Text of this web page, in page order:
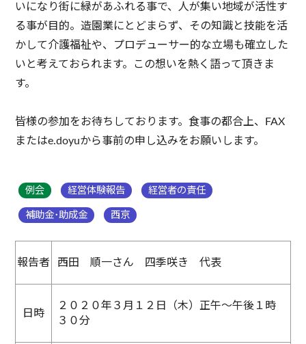
いになり街に緑があふれる事で、人が集い地域が活性す
る事が目的。造園業にとどまらず、その知識と技能を活
かして介護福祉や、プロデューサー的な立場も確立した
いと考えておられます。この想いを熱く語って頂きま
す。
皆様の参加をお待ちしております。食事の都合上、FAX
またはe.doyuから事前の申し込みをお願いします。
例会 経営体験報告 経営者の責任
補助金･助成金 西京
報告者 西田 順一さん 四季咲き 代表
日時
２０２０年３月１２日（木）正午～午後１時
３０分